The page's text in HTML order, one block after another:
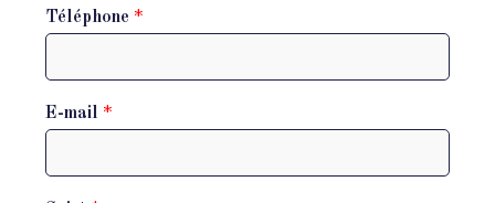
r
é
m
Téléphone *
E-mail *